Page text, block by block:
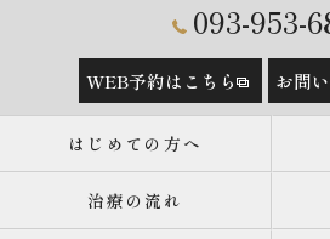
093-953-
WEB予約はこちら お問
はじめての方へ
治療の流れ